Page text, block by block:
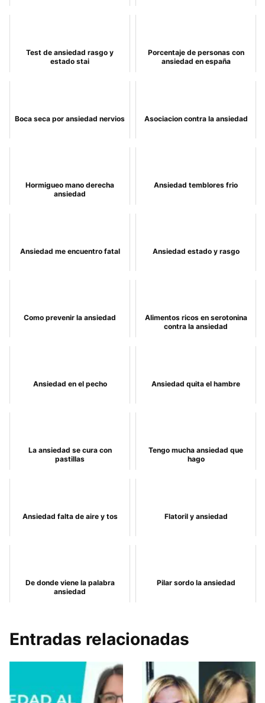
Test de ansiedad rasgo y
estado stai
Porcentaje de personas con
ansiedad en españa
Boca seca por ansiedad nervios Asociacion contra la ansiedad
Hormigueo mano derecha
ansiedad
Ansiedad temblores frio
Ansiedad me encuentro fatal Ansiedad estado y rasgo
Como prevenir la ansiedad
Alimentos ricos en serotonina
contra la ansiedad
Ansiedad en el pecho Ansiedad quita el hambre
La ansiedad se cura con
pastillas
Tengo mucha ansiedad que
hago
Ansiedad falta de aire y tos Flatoril y ansiedad
De donde viene la palabra
ansiedad
Pilar sordo la ansiedad
Entradas relacionadas